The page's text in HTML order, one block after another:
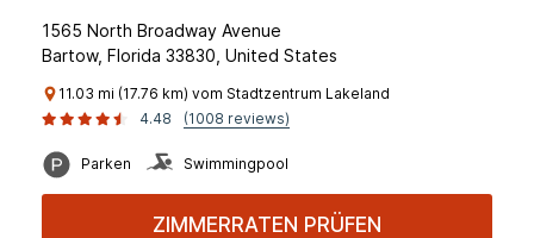
1565 North Broadway Avenue
Bartow, Florida 33830, United States
11.03 mi (17.76 km) vom Stadtzentrum Lakeland
4.48
(1008 reviews)
Parken Swimmingpool
ZIMMERRATEN PRÜFEN